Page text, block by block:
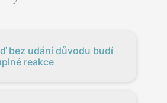
bez udání důvodu budí
reakce